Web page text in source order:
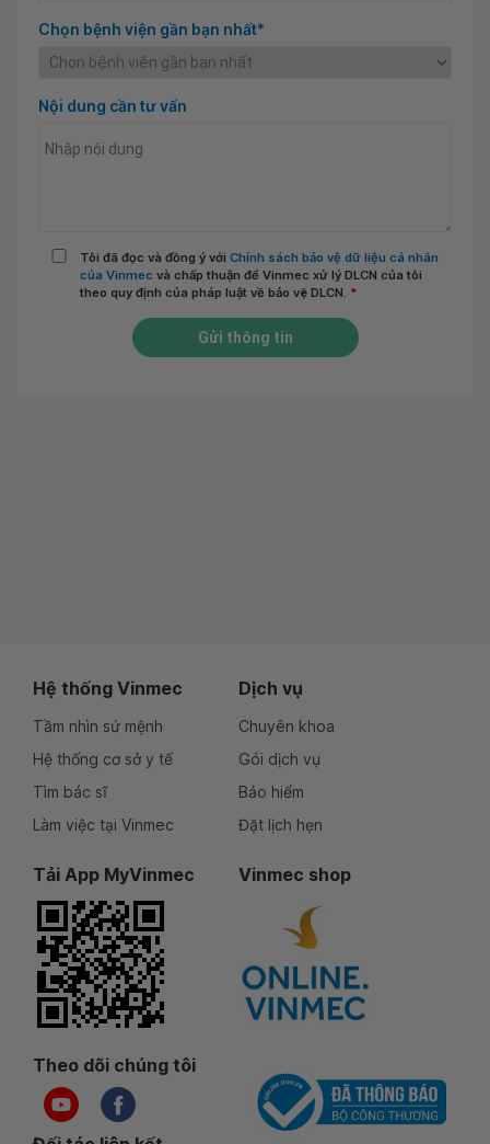
Chọn bệnh viện gần bạn nhất*
Nội dung cần tư vấn
Tôi đã đọc và đồng ý với Chính sách bảo vệ dữ liệu cá nhân
của Vinmec và chấp thuận để Vinmec xử lý DLCN của tôi
theo quy định của pháp luật về bảo vệ DLCN. *
Gửi thông tin
Hệ thống Vinmec
Tầm nhìn sứ mệnh
Hệ thống cơ sở y tế
Tìm bác sĩ
Làm việc tại Vinmec
Dịch vụ
Chuyên khoa
Gói dịch vụ
Bảo hiểm
Đặt lịch hẹn
Tải App MyVinmec Vinmec shop
Theo dõi chúng tôi